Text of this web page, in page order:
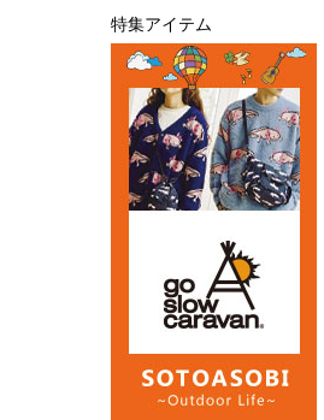
特集アイテム